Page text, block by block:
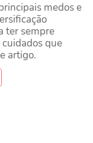
medos e
ter sempre
que
artigo.